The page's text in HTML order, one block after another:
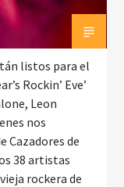
listos para el
Rockin’ Eve’
Leon
nos
Cazadores de
38 artistas
rockera de